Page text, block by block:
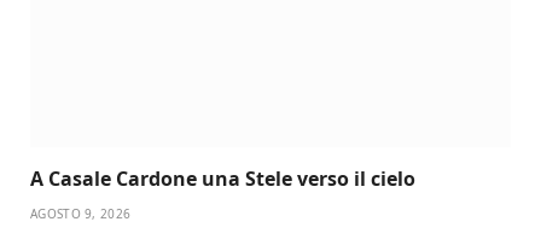
A Casale Cardone una Stele verso il cielo
AGOSTO 9, 2026